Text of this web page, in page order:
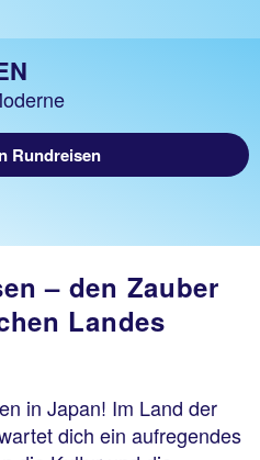
Rundreisen
– den Zauber
Landes
in Japan! Im Land der
dich ein aufregendes